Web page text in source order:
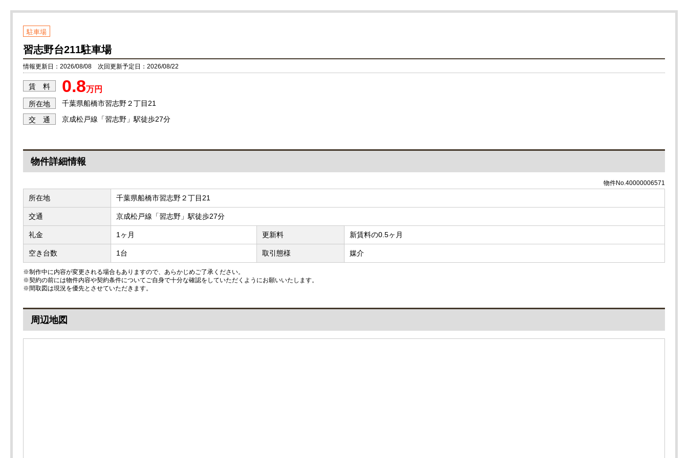
駐車場
習志野台211駐車場
情報更新日：2026/08/08 次回更新予定日：2026/08/22
賃 料 0.8万円
所在地 千葉県船橋市習志野２丁目21
交 通 京成松戸線「習志野」駅徒歩27分
物件詳細情報
物件No.40000006571
所在地 千葉県船橋市習志野２丁目21
交通 京成松戸線「習志野」駅徒歩27分
礼金 1ヶ月 更新料 新賃料の0.5ヶ月
空き台数 1台 取引態様 媒介
※制作中に内容が変更される場合もありますので、あらかじめご了承ください。
※契約の前には物件内容や契約条件についてご自身で十分な確認をしていただくようにお願いいたします。
※間取図は現況を優先とさせていただきます。
周辺地図